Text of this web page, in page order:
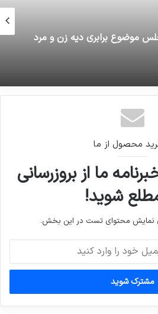
موضوع برابری دیه زن و مرد
محصول از ما
ما از بروزرسانی
شوید!
نمایش محتوای تست در این بخش.